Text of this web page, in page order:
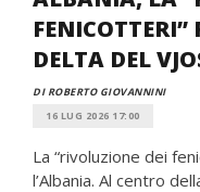
DELTA DEL
DI ROBERTO GIOVANNINI
16 LUG 2026 17:00
La “rivoluzione dei
l’Albania. Al centro